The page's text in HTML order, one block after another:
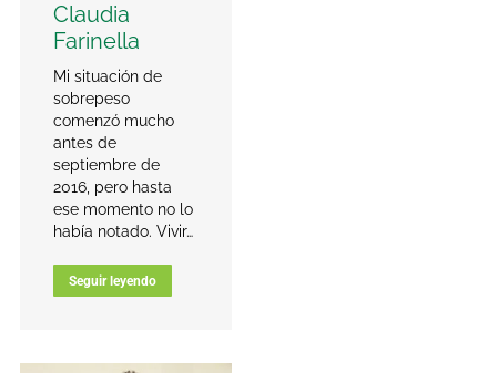
Claudia
Farinella
Mi situación de
sobrepeso
comenzó mucho
antes de
septiembre de
2016, pero hasta
ese momento no lo
había notado. Vivir…
Seguir leyendo